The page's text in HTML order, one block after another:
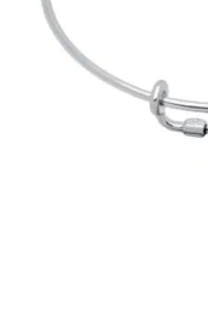
semipretioase
Bijuterii argint placat
Bijuterii argint cu
Bijuterii de Lux
Bijuterii gotice si rock
Bijuterii Handmade